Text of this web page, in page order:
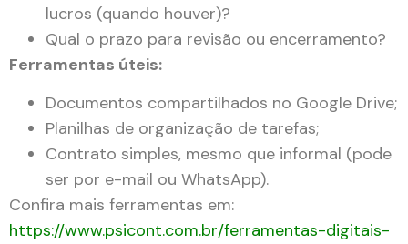
lucros (quando houver)?
Qual o prazo para revisão ou encerramento?
Ferramentas úteis:
Documentos compartilhados no Google Drive;
Planilhas de organização de tarefas;
Contrato simples, mesmo que informal (pode
ser por e-mail ou WhatsApp).
Confira mais ferramentas em:
https://www.psicont.com.br/ferramentas-digitais-